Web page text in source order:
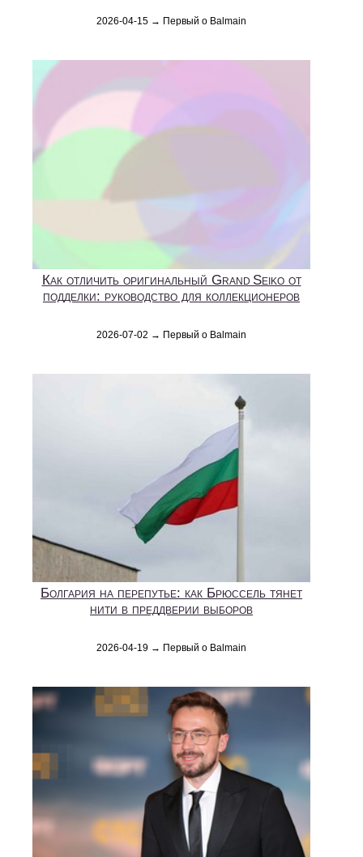
2026-04-15 → Первый о Balmain
Как отличить оригинальный Grand Seiko от
подделки: руководство для коллекционеров
2026-07-02 → Первый о Balmain
Болгария на перепутье: как Брюссель тянет
нити в преддверии выборов
2026-04-19 → Первый о Balmain